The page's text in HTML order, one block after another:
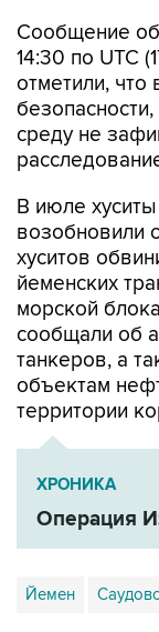
Сообщение
14:30 по UTC
отметили, что
среду не
В июле
возобновили
хуситов
йеменских
морской
сообщали об
танкеров, а
объектам
территории
ХРОНИКА
Операция
Йемен